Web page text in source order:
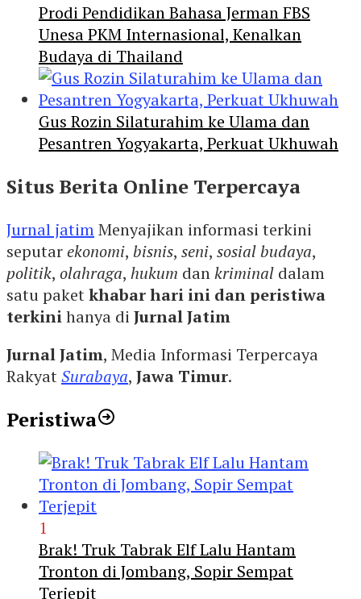
Prodi Pendidikan Bahasa Jerman FBS
Unesa PKM Internasional, Kenalkan
Budaya di Thailand
Gus Rozin Silaturahim ke Ulama dan
Pesantren Yogyakarta, Perkuat Ukhuwah
Situs Berita Online Terpercaya
Jurnal jatimMenyajikan informasi terkini
seputarekonomi, bisnis, seni, sosial budaya,
politik, olahraga, hukum dankriminal dalam
satu paketkhabar hari ini dan peristiwa
terkinihanya di Jurnal Jatim
Jurnal Jatim, Media Informasi Terpercaya
RakyatSurabaya, Jawa Timur.
Peristiwa
1
Brak! Truk Tabrak Elf Lalu Hantam
Tronton di Jombang, Sopir Sempat
Terjepit